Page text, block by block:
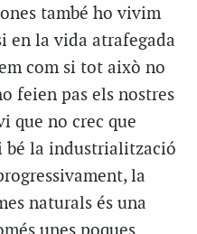
també ho vivim
en la vida atrafegada
com si tot això no
feien pas els nostres
que no crec que
bé la industrialització
la
naturals és una